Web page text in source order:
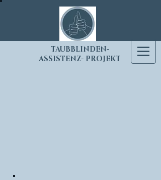
TAUBBLINDEN-
ASSISTENZ- PROJEKT